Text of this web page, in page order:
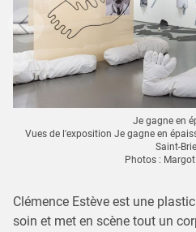
Je gagne en
Vues de l'exposition Je gagne en
Saint-
Photos :
Clémence Estève est une
soin et met en scène tout un